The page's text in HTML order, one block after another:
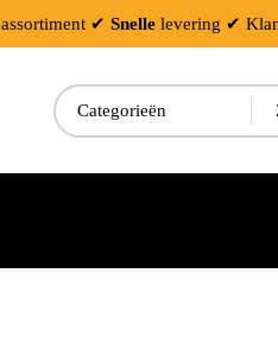
assortiment ✔ Snelle levering ✔